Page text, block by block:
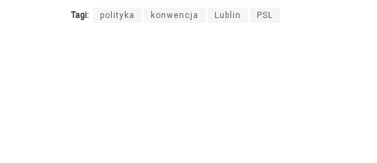
Tagi: polityka konwencja Lublin PSL